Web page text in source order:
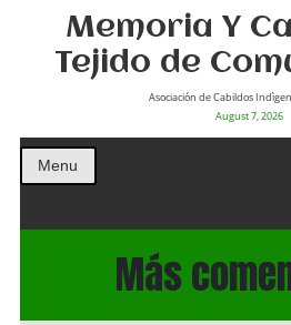
Memoria Y
Tejido de
Asociación de Cabildos
August 7, 2026
Menu
Más